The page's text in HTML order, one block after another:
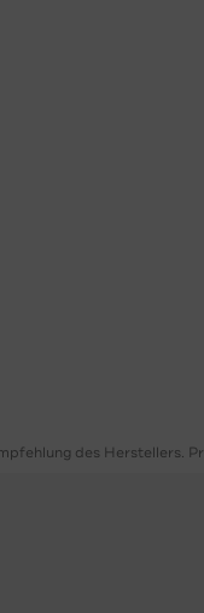
des Herstellers.